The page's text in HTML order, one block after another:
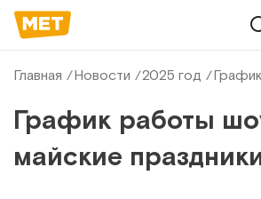
Главная Новости 2025 год
График работы
майские